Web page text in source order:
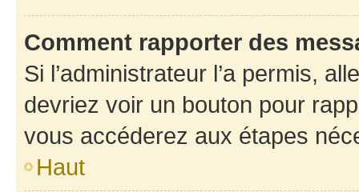
Comment rapporter des
Si l’administrateur l’a permis,
devriez voir un bouton pour
vous accéderez aux étapes
Haut